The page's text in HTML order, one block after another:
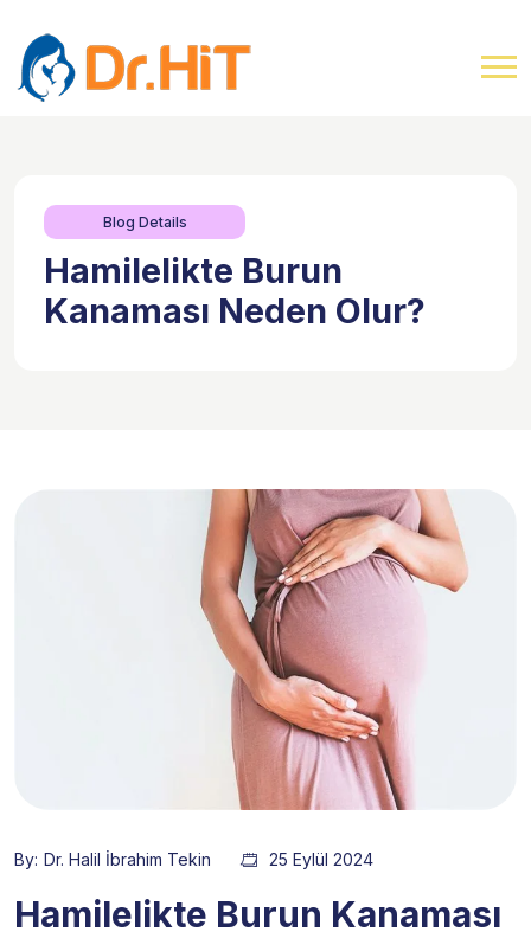
Blog Details
Hamilelikte Burun
Kanaması Neden Olur?
By: Dr. Halil İbrahim Tekin 25 Eylül 2024
Hamilelikte Burun Kanaması